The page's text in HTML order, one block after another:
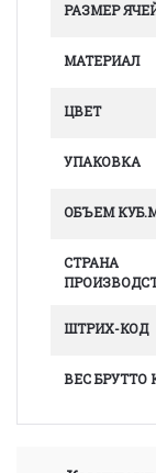
РАЗМЕР
МАТЕРИАЛ
ЦВЕТ
УПАКОВКА
ОБЪЕМ
СТРАНА
ШТРИХ-КОД
ВЕС БРУТТО